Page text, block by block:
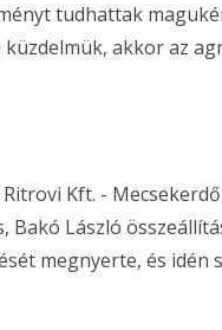
tudhattak
akkor az
Kft. -
Bakó László
megnyerte, és idén